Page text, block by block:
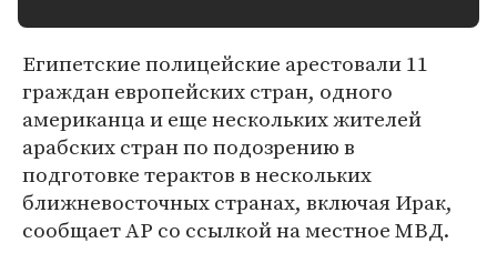
Египетские полицейские арестовали 11
граждан европейских стран, одного
американца и еще нескольких жителей
арабских стран по подозрению в
подготовке терактов в нескольких
ближневосточных странах, включая Ирак,
сообщает AP со ссылкой на местное МВД.